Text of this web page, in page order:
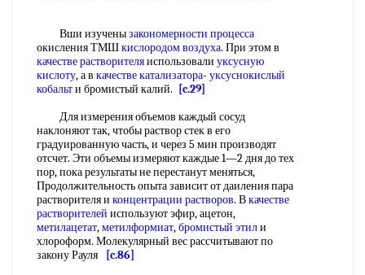
Вши изученызакономерности процесса
окисления ТМШкислородом воздуха. При этом в
качестве растворителяиспользовали уксусную
кислоту, а в качестве катализатора- уксуснокислый
кобальти бромистый калий.
[c.29]
Для измерения объемов каждый сосуд
наклоняют так, чтобы раствор стек в его
градуированную часть, и через 5 мин производят
отсчет. Эти объемы измеряют каждые 1—2 дня до тех
пор, пока результаты не перестанут меняться,
Продолжительность опыта зависит от даиления пара
растворителя и концентрации растворов. Вкачестве
растворителей используют эфир, ацетон,
метилацетат,метилформиат,бромистый этили
хлороформ. Молекулярный вес рассчитывают по
закону Рауля
[c.86]